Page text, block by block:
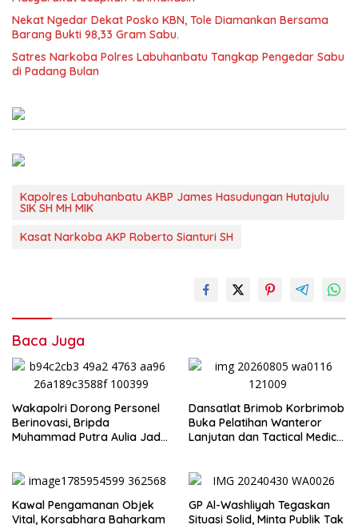
Nekat Ngedar Dekat Posko KBN, Tole Diamankan Bersama
Barang Bukti 98,33 Gram Sabu.
Satres Narkoba Polres Labuhanbatu Tangkap Pengedar Sabu
di Padang Bulan
Kapolres Labuhanbatu AKBP James Hasudungan Hutajulu
SIK SH MH MIK
Kasat Narkoba AKP Roberto Sianturi SH
Baca Juga
Wakapolri Dorong Personel
Berinovasi, Bripda
Muhammad Putra Aulia Jadi
Dansatlat Brimob Korbrimob
Buka Pelatihan Wanteror
Lanjutan dan Tactical Medic
Kawal Pengamanan Objek
Vital, Korsabhara Baharkam
GP Al-Washliyah Tegaskan
Situasi Solid, Minta Publik Tak